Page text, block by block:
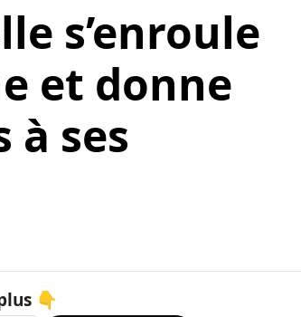
s’enroule
et donne
à ses
👇